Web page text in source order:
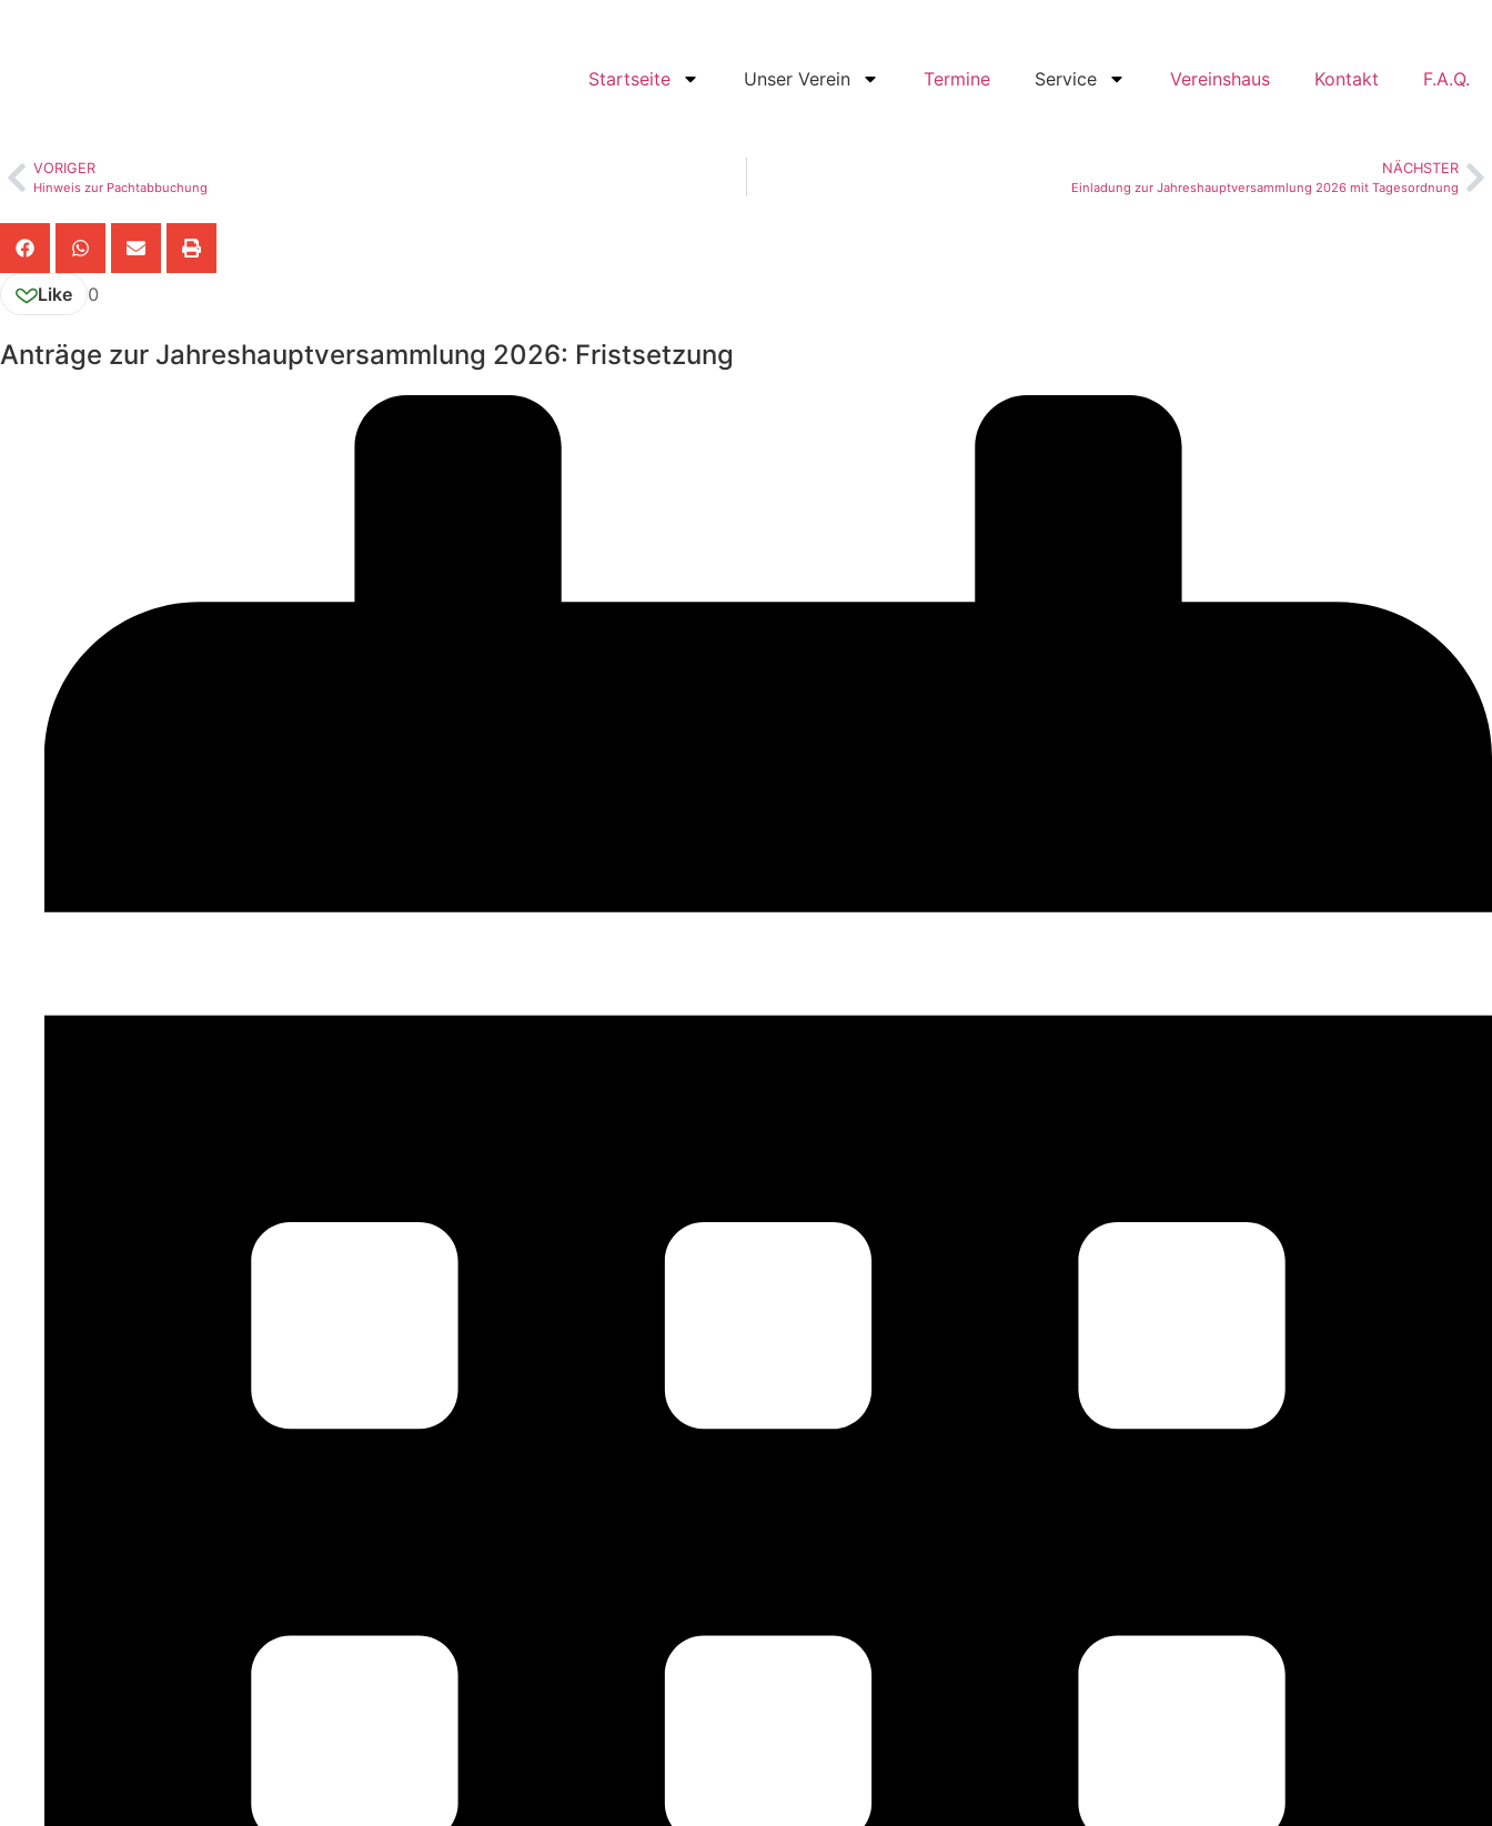
Startseite Unser Verein Termine Service Vereinshaus Kontakt F.A.Q.
VORIGER
Hinweis zur Pachtabbuchung
NÄCHSTER
Einladung zur Jahreshauptversammlung 2026 mit Tagesordnung
Like 0
Anträge zur Jahreshauptversammlung 2026: Fristsetzung